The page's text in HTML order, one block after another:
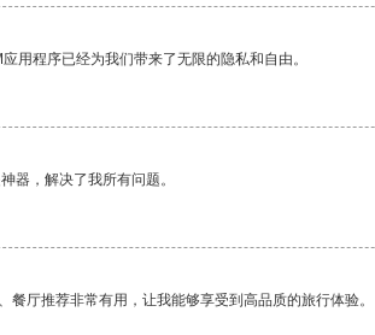
用程序已经为我们带来了无限的隐私和自由。
器，解决了我所有问题。
餐厅推荐非常有用，让我能够享受到高品质的旅行体验。